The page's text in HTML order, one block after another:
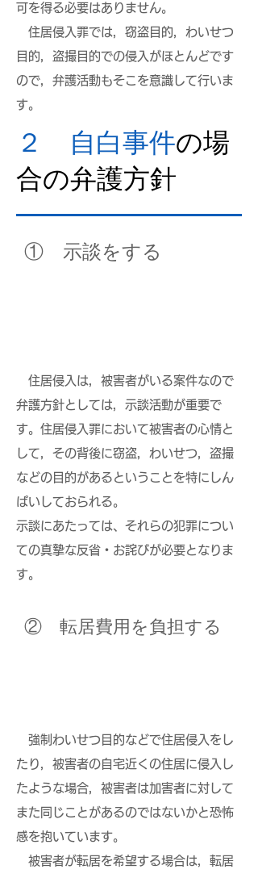
可を得る必要はありません。
住居侵入罪では，窃盗目的，わいせつ
目的，盗撮目的での侵入がほとんどです
ので，弁護活動もそこを意識して行いま
す。
２ 自白事件の場
合の弁護方針
​① 示談をする
住居侵入は，被害者がいる案件なので
弁護方針としては，示談活動が重要で
す。住居侵入罪において被害者の心情と
して，その背後に窃盗，わいせつ，盗撮
などの目的があるということを特にしん
ぱいしておられる。
示談にあたっては、それらの犯罪につい
ての真摯な反省・お詫びが必要となりま
す。
​② 転居費用を負担する
強制わいせつ目的などで住居侵入をし
たり，被害者の自宅近くの住居に侵入し
たような場合，被害者は加害者に対して
また同じことがあるのではないかと恐怖
感を抱いています。
被害者が転居を希望する場合は，転居